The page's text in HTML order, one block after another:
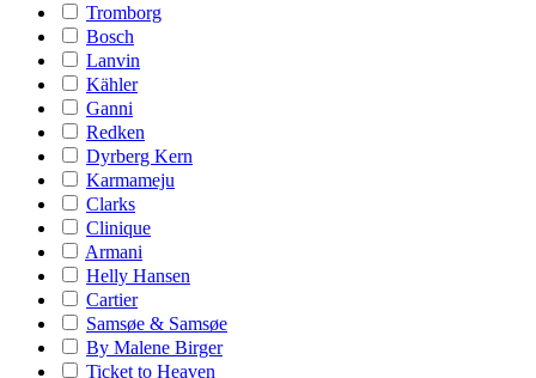
Tromborg
Bosch
Lanvin
Kähler
Ganni
Redken
Dyrberg Kern
Karmameju
Clarks
Clinique
Armani
Helly Hansen
Cartier
Samsøe & Samsøe
By Malene Birger
Ticket to Heaven